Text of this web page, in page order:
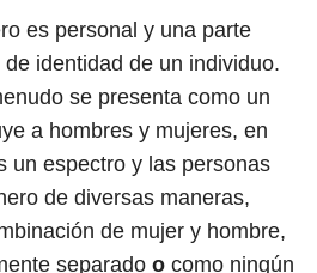
es personal y una parte
identidad de un individuo.
se presenta como un
a hombres y mujeres, en
un espectro y las personas
de diversas maneras,
de mujer y hombre,
separado o como ningún